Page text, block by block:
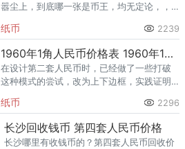
嚣尘上，到底哪一张是币王，均无定论，，
两张纸币涨势喜人。
纸币 2239
1960年1角人民币价格表 1960年1角人民币
在设计第二套人民币时，已经做了一些打破
这种模式的尝试，改为上下边框，实践证明
纸币 2296
长沙回收钱币 第四套人民币价格
长沙哪里有收钱币的？第四套人民币回收价